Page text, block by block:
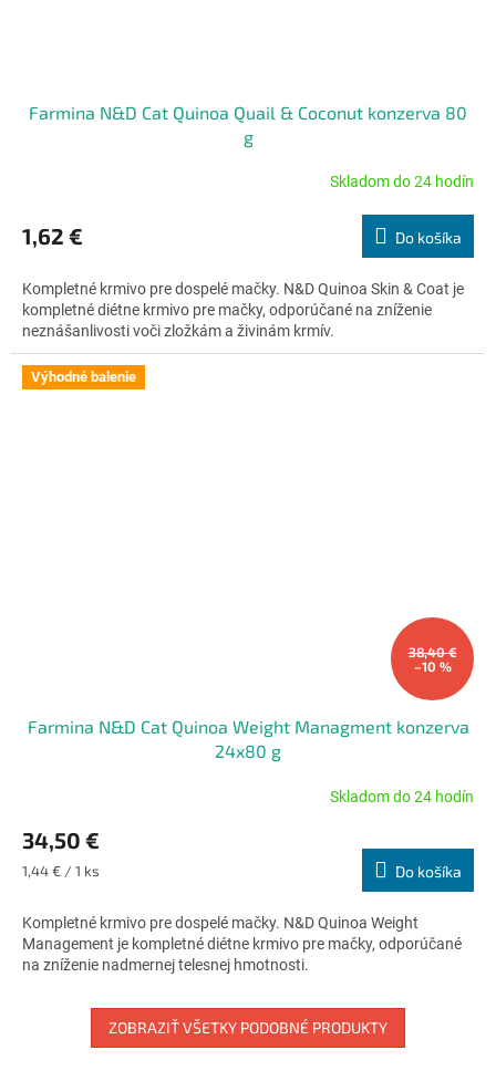
Farmina N&D Cat Quinoa Quail & Coconut konzerva 80
g
produktu
je
z
5
hviezdičiek.
Skladom do 24 hodín
1,62 € Do košíka
Kompletné krmivo pre dospelé mačky. N&D Quinoa Skin & Coat je
kompletné diétne krmivo pre mačky, odporúčané na zníženie
neznášanlivosti voči zložkám a živinám krmív.
Výhodné balenie
38,40 €
–10 %
Farmina N&D Cat Quinoa Weight Managment konzerva
24x80 g
produktu
je
5,0
5
hviezdičiek.
Skladom do 24 hodín
34,50 €
Jednotková
1,44 € / 1 ks Do košíka
Kompletné krmivo pre dospelé mačky. N&D Quinoa Weight
Management je kompletné diétne krmivo pre mačky, odporúčané
na zníženie nadmernej telesnej hmotnosti.
ZOBRAZIŤ VŠETKY PODOBNÉ PRODUKTY